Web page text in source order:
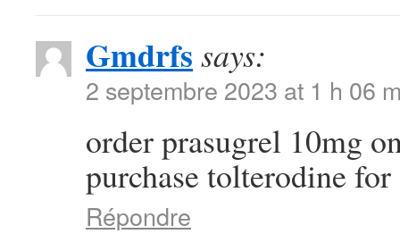
Gmdrfs says:
2 septembre 2023 at 1 h 06
order prasugrel 10mg
purchase tolterodine for
Répondre